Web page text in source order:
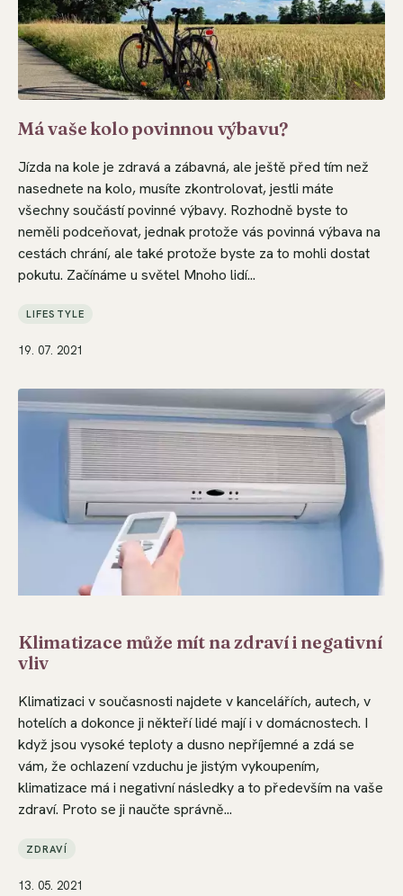
Má vaše kolo povinnou výbavu?
Jízda na kole je zdravá a zábavná, ale ještě před tím než
nasednete na kolo, musíte zkontrolovat, jestli máte
všechny součástí povinné výbavy. Rozhodně byste to
neměli podceňovat, jednak protože vás povinná výbava na
cestách chrání, ale také protože byste za to mohli dostat
pokutu. Začínáme u světel Mnoho lidí...
LIFESTYLE
19. 07. 2021
Klimatizace může mít na zdraví i negativní
vliv
Klimatizaci v současnosti najdete v kancelářích, autech, v
hotelích a dokonce ji někteří lidé mají i v domácnostech. I
když jsou vysoké teploty a dusno nepříjemné a zdá se
vám, že ochlazení vzduchu je jistým vykoupením,
klimatizace má i negativní následky a to především na vaše
zdraví. Proto se ji naučte správně...
ZDRAVÍ
13. 05. 2021